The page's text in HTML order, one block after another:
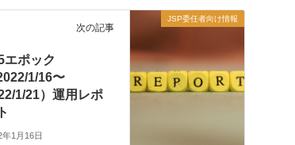
JSP委任者向け情報
次の記事
エポック
1/16〜
1/21）運用レポ
年1月16日